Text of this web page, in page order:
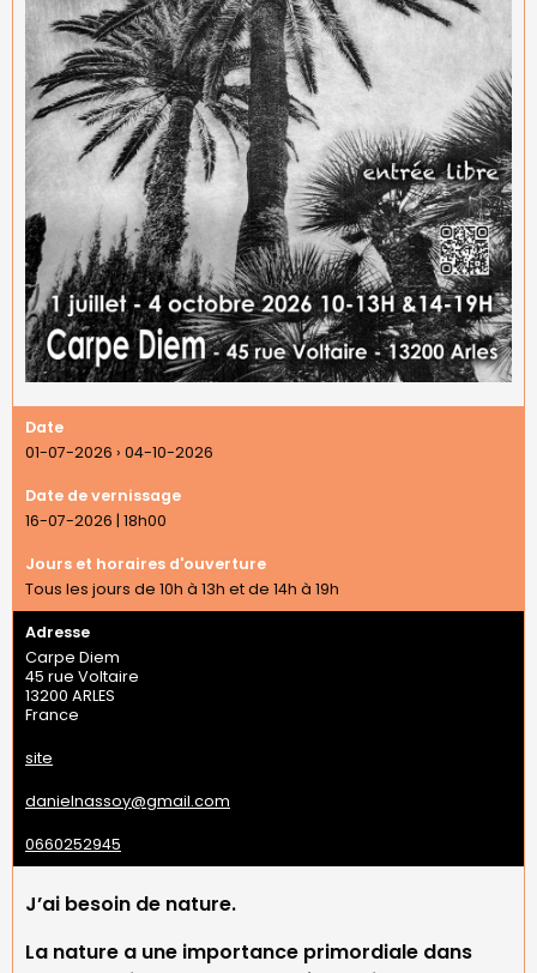
J’ai besoin de nature.
La nature a une importance primordiale dans
Date
01-07-2026 › 04-10-2026
Date de vernissage
16-07-2026 | 18h00
Jours et horaires d'ouverture
Tous les jours de 10h à 13h et de 14h à 19h
Adresse
Carpe Diem
45 rue Voltaire
13200 ARLES
France
site
danielnassoy@gmail.com
0660252945